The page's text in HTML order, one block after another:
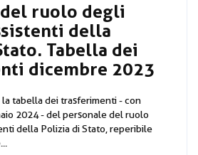
ruolo degli
della
Tabella dei
dicembre 2023
la tabella dei trasferimenti - con
2024 - del personale del ruolo
della Polizia di Stato, reperibile